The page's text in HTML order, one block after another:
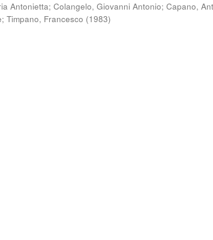
Antonietta;Colangelo, Giovanni Antonio;Capano,
;Timpano, Francesco (1983)